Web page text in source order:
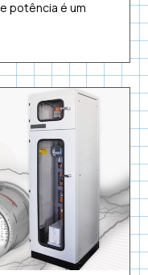
potência é um